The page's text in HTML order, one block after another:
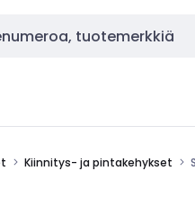
Kiinnitys- ja pintakehykset